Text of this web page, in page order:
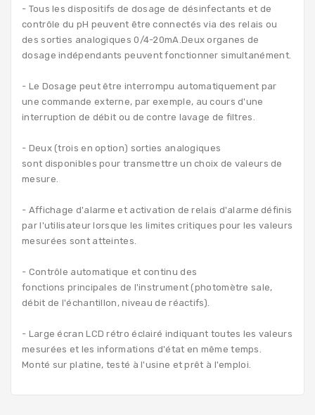
- Tous les dispositifs de dosage de désinfectants et de
contrôle du pH peuvent être connectés via des relais ou
des sorties analogiques 0/4-20mA.Deux organes de
dosage indépendants peuvent fonctionner simultanément.
- Le Dosage peut être interrompu automatiquement par
une commande externe, par exemple, au cours d'une
interruption de débit ou de contre lavage de filtres.
- Deux (trois en option) sorties analogiques
sont disponibles pour transmettre un choix de valeurs de
mesure.
- Affichage d'alarme et activation de relais d'alarme définis
par l'utilisateur lorsque les limites critiques pour les valeurs
mesurées sont atteintes.
- Contrôle automatique et continu des
fonctions principales de l'instrument (photomètre sale,
débit de l'échantillon, niveau de réactifs).
- Large écran LCD rétro éclairé indiquant toutes les valeurs
mesurées et les informations d'état en même temps.
Monté sur platine, testé à l'usine et prêt à l'emploi.